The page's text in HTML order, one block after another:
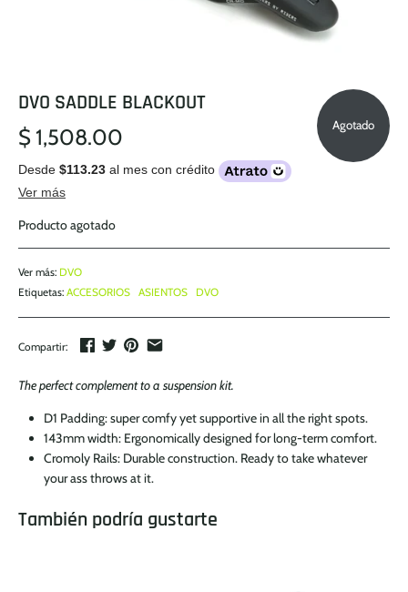
Agotado
DVO SADDLE BLACKOUT
$ 1,508.00
Desde $113.23 al mes con crédito
Ver más
Producto agotado
Ver más: DVO
Etiquetas: ACCESORIOS ASIENTOS DVO
Compartir:
The perfect complement to a suspension kit.
D1 Padding: super comfy yet supportive in all the right spots.
143mm width: Ergonomically designed for long-term comfort.
Cromoly Rails: Durable construction. Ready to take whatever
your ass throws at it.
También podría gustarte